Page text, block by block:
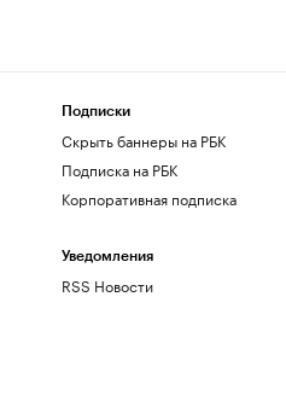
Подписки
Скрыть баннеры на РБК
Подписка на РБК
Корпоративная подписка
Уведомления
RSS Новости